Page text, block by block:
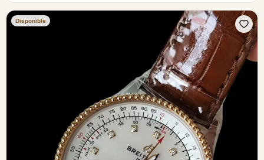
Disponible